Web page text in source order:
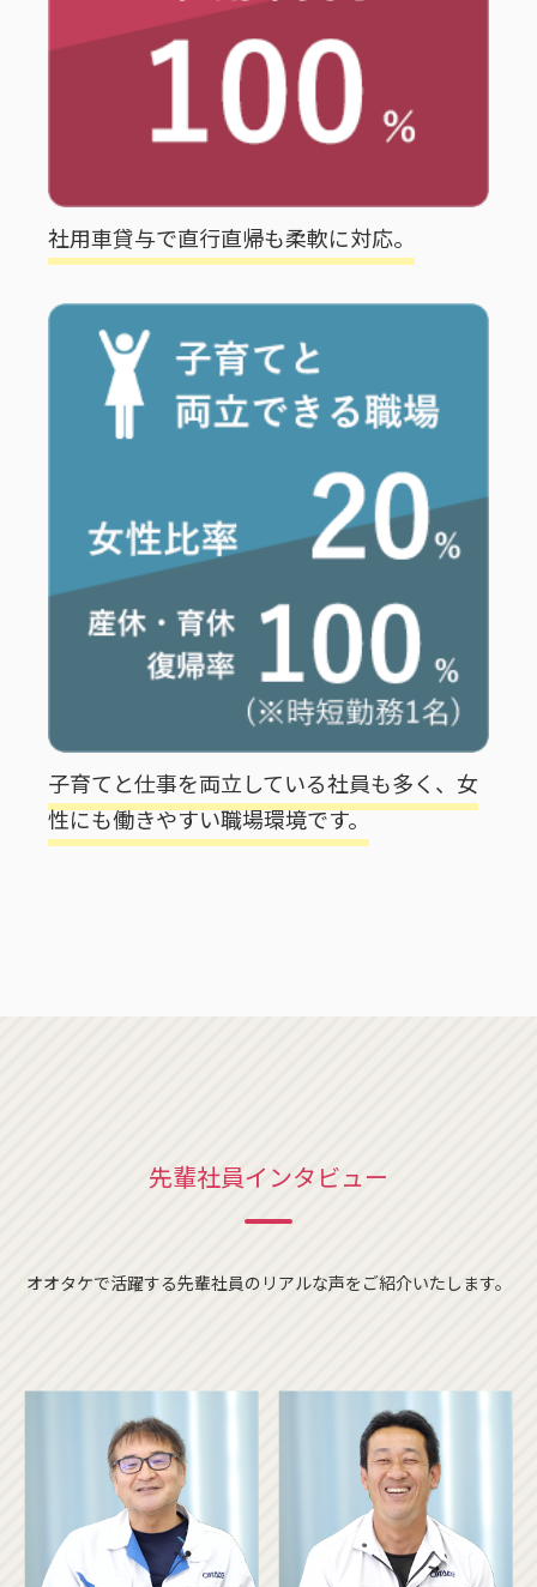
社用車貸与で直行直帰も柔軟に対応。
子育てと仕事を両立している社員も多く、女
性にも働きやすい職場環境です。
先輩社員インタビュー
オオタケで活躍する先輩社員のリアルな声をご紹介いたします。